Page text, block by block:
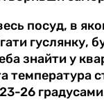
посуд, в
гуслянку,
знайти у
температура
26